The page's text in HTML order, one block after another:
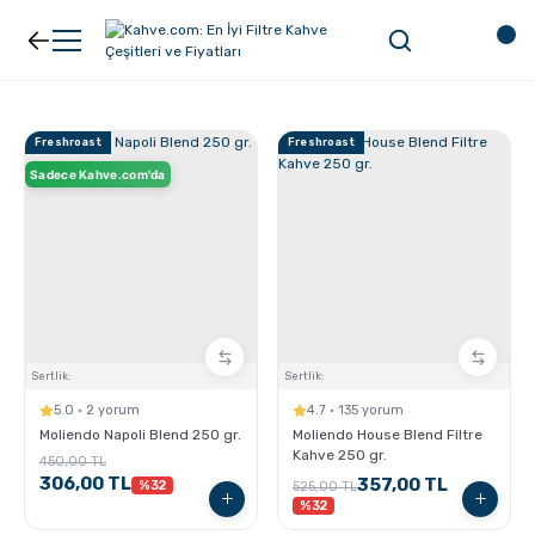
Geri Dön
Filtre Kahve
Türk Kahvesi
Nespresso Uyumlu Kapsül Kahve
Geri Dön
Filtreler
Dripper
Chemex
Freshroast
Sertlik:
Sadece Kahve.com'da
5.0 · 2 yorum
Moliendo Napoli Blend 250 gr.
450,00 TL
306,00 TL %32
Freshroast
Sertlik:
4.7 · 135 yorum
Moliendo House Blend Filtre
Kahve 250 gr.
525,00 TL357,00 TL
%32